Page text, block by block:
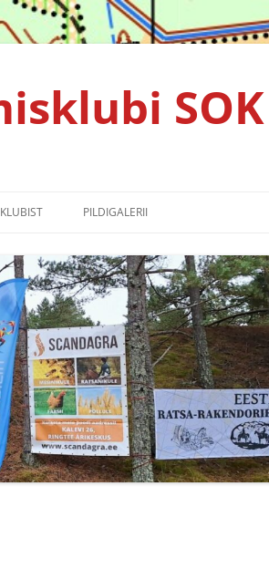
SOK
KLUBIST
PRIVAATSUSPOLIITIKA
PILDIGALERII